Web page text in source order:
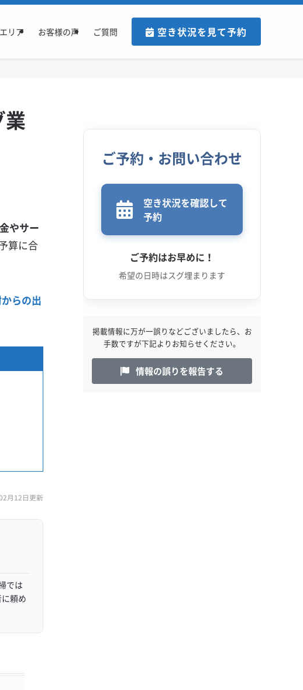
リア お客様の声 ご質問 空き状況を見て予約
やサー
算に合
らの出
月12日更新
では
頼め
ご予約・お問い合わせ
空き状況を確認して
予約
ご予約はお早めに！
希望の日時はスグ埋まります
掲載情報に万が一誤りなどございましたら、お
手数ですが下記よりお知らせください。
情報の誤りを報告する